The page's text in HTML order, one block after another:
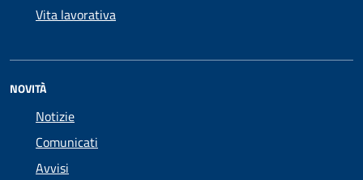
Vita lavorativa
NOVITÀ
Notizie
Comunicati
Avvisi